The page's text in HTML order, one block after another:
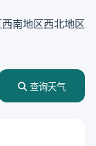
西南地区西北地区
查询天气